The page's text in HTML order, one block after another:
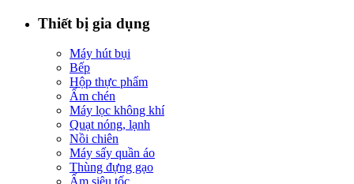
Thiết bị gia dụng
Máy hút bụi
Bếp
Hộp thực phẩm
Ấm chén
Máy lọc không khí
Quạt nóng, lạnh
Nồi chiên
Máy sấy quần áo
Thùng đựng gạo